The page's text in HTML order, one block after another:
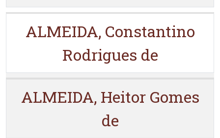
ALMEIDA, Constantino
Rodrigues de
ALMEIDA, Heitor Gomes
de